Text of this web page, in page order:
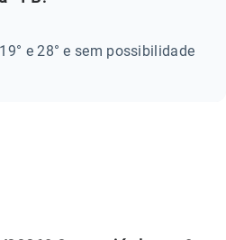
e 28° e sem possibilidade